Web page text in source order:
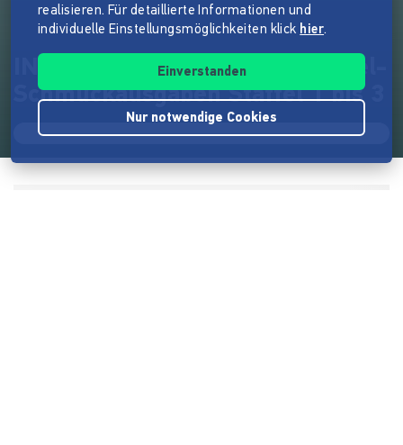
INGLORIOUS BITCHES - Sammel-
Schmuckausgaben Staffel 1 bis 3
realisieren. Für detaillierte Informationen und
individuelle Einstellungsmöglichkeiten klick hier.
Einverstanden
Nur notwendige Cookies